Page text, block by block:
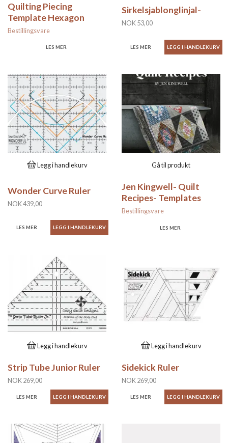
Quilting Piecing
Template Hexagon
Bestillingsvare
LES MER
Sirkelsjablonglinjal-
NOK 53,00
LES MER
Legg i handlekurv
Wonder Curve Ruler
NOK 439,00
LES MER
Gå til produkt
Jen Kingwell- Quilt
Recipes- Templates
Bestillingsvare
LES MER
Legg i handlekurv
Strip Tube Junior Ruler
NOK 269,00
LES MER
Legg i handlekurv
Sidekick Ruler
NOK 269,00
LES MER